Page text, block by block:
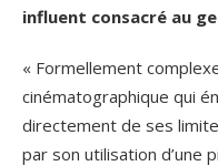
influent consacré au
« Formellement
cinématographique qui
directement de ses
par son utilisation d’une